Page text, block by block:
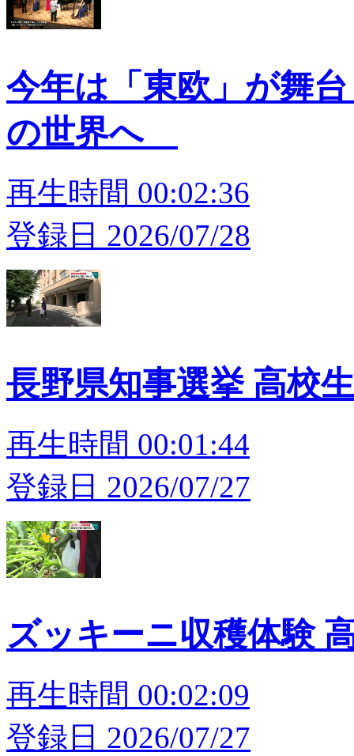
今年は「東欧」が舞
の世界へ
再生時間 00:02:36
登録日 2026/07/28
長野県知事選挙 高校
再生時間 00:01:44
登録日 2026/07/27
ズッキーニ収穫体験
再生時間 00:02:09
登録日 2026/07/27